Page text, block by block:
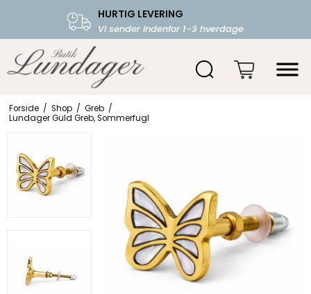
HURTIG LEVERING
Vi sender indenfor 1-3 hverdage
FRI FRAGT OVER 599.-
Starter fra 39,-
Forside / Shop / Greb /
Lundager Guld Greb, Sommerfugl